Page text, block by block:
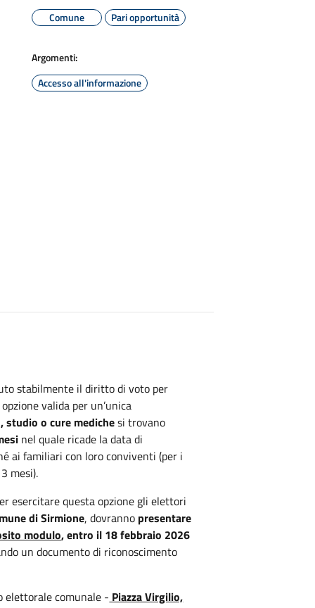
Comune
Pari opportunità
Argomenti:
Accesso all'informazione
stabilmente il diritto di voto per
valida per un’unica
studio o cure medichesi trovano
nel quale ricade la data di
ai familiari con loro conviventi (per i
mesi).
esercitare questa opzione gli elettori
di Sirmione, dovranno presentare
modulo, entro il 18 febbraio 2026
un documento di riconoscimento
elettorale comunale - Piazza Virgilio,